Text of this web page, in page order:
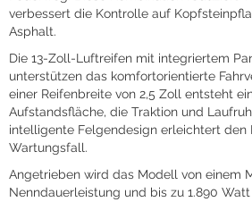
verbessert die Kontrolle auf
Asphalt.
Die 13-Zoll-Luftreifen mit integriertem
unterstützen das komfortorientierte
einer Reifenbreite von 2,5 Zoll entsteht
Aufstandsfläche, die Traktion und
intelligente Felgendesign erleichtert den
Wartungsfall.
Angetrieben wird das Modell von einem
Nenndauerleistung und bis zu 1.890